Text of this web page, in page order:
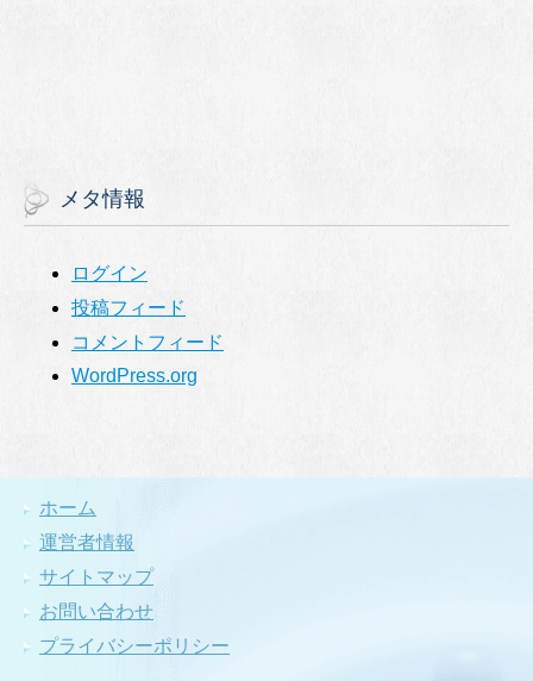
メタ情報
ログイン
投稿フィード
コメントフィード
WordPress.org
ホーム
運営者情報
サイトマップ
お問い合わせ
プライバシーポリシー